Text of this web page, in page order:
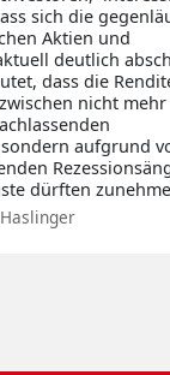
sich die
Aktien und
deutlich
dass die
nicht mehr
aufgrund
dürften